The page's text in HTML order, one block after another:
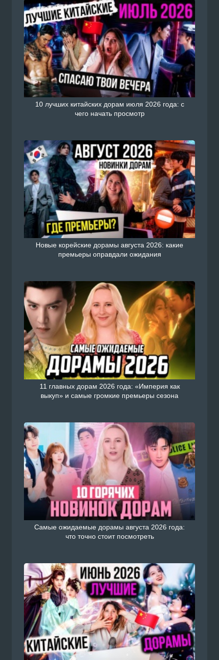
10 лучших китайских дорам июля 2026 года: с
чего начать просмотр
Новые корейские дорамы августа 2026: какие
премьеры оправдали ожидания
11 главных дорам 2026 года: «Империя как
выкуп» и самые громкие премьеры сезона
Самые ожидаемые дорамы августа 2026 года:
что точно стоит посмотреть